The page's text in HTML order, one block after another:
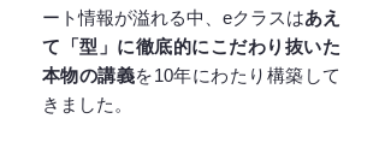
ート情報が溢れる中、eクラスはあえ
て「型」に徹底的にこだわり抜いた
本物の講義を10年にわたり構築して
きました。